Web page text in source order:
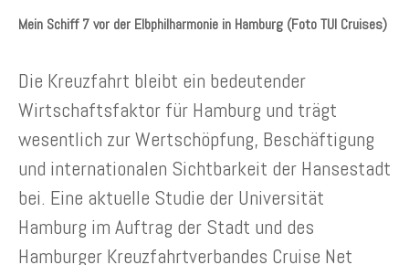
Mein Schiff 7 vor der Elbphilharmonie in Hamburg (Foto TUI Cruises)
Die Kreuzfahrt bleibt ein bedeutender
Wirtschaftsfaktor für Hamburg und trägt
wesentlich zur Wertschöpfung, Beschäftigung
und internationalen Sichtbarkeit der Hansestadt
bei. Eine aktuelle Studie der Universität
Hamburg im Auftrag der Stadt und des
Hamburger Kreuzfahrtverbandes Cruise Net